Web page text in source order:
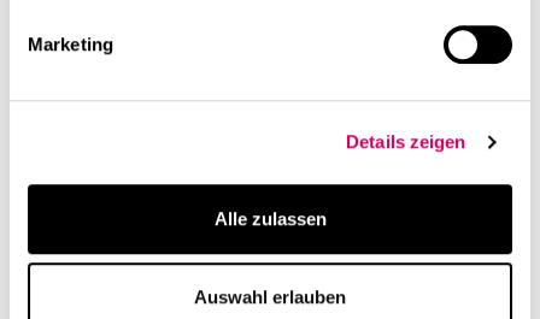
Marketing
Details zeigen
Alle zulassen
Auswahl erlauben
We have extended our long-standing expertise in
Floor plan analysis with preventive measures
Workplace regulations and requirements
Flexible workplace solutions short-/medium-/long-